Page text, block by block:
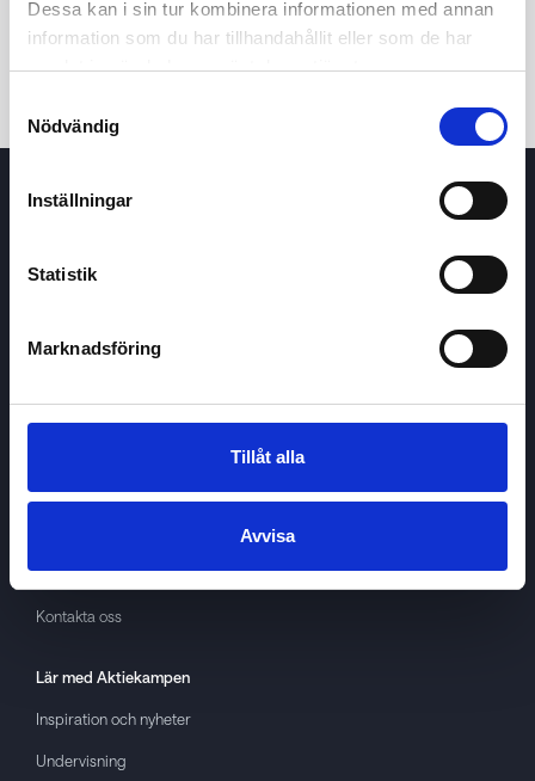
Dessa kan i sin tur kombinera informationen med annan
information som du har tillhandahållit eller som de har
samlat in när du har använt deras tjänster.
Nödvändig
Inställningar
Statistik
Marknadsföring
Tillåt alla
Avvisa
Köp / Sälj
OmAktiekampen
About cookies
GDPR
Kontakta oss
Lär med Aktiekampen
Inspiration och nyheter
Undervisning